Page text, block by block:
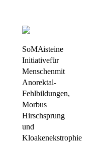
SoMA ist eine
Initiative für
Menschen mit
Anorektal-
Fehlbildungen,
Morbus
Hirschsprung
und
Kloakenekstrophie